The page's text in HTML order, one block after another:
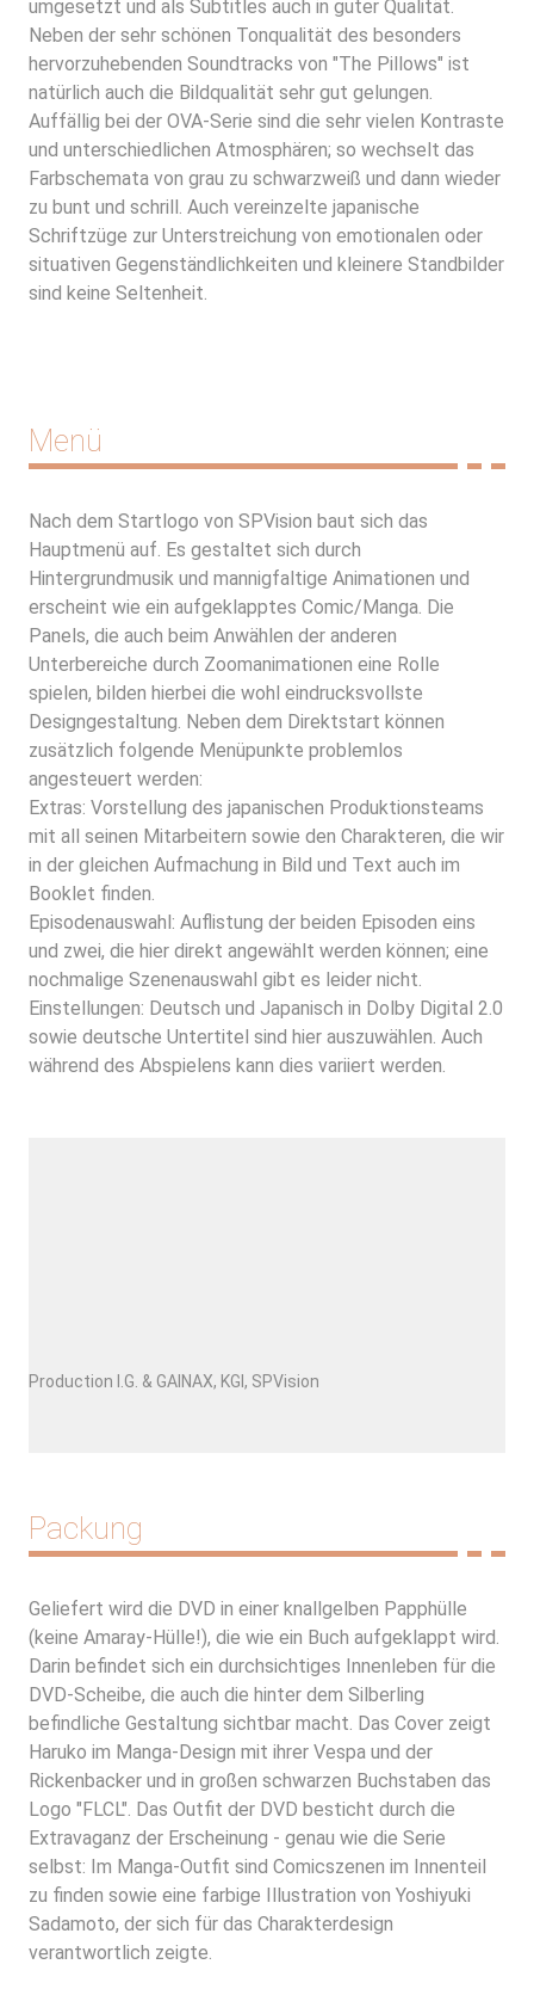
umgesetzt und als Subtitles auch in guter Qualität.
Neben der sehr schönen Tonqualität des besonders
hervorzuhebenden Soundtracks von "The Pillows" ist
natürlich auch die Bildqualität sehr gut gelungen.
Auffällig bei der OVA-Serie sind die sehr vielen Kontraste
und unterschiedlichen Atmosphären; so wechselt das
Farbschemata von grau zu schwarzweiß und dann wieder
zu bunt und schrill. Auch vereinzelte japanische
Schriftzüge zur Unterstreichung von emotionalen oder
situativen Gegenständlichkeiten und kleinere Standbilder
sind keine Seltenheit.
Menü
Nach dem Startlogo von SPVision baut sich das
Hauptmenü auf. Es gestaltet sich durch
Hintergrundmusik und mannigfaltige Animationen und
erscheint wie ein aufgeklapptes Comic/Manga. Die
Panels, die auch beim Anwählen der anderen
Unterbereiche durch Zoomanimationen eine Rolle
spielen, bilden hierbei die wohl eindrucksvollste
Designgestaltung. Neben dem Direktstart können
zusätzlich folgende Menüpunkte problemlos
angesteuert werden:
Extras: Vorstellung des japanischen Produktionsteams
mit all seinen Mitarbeitern sowie den Charakteren, die wir
in der gleichen Aufmachung in Bild und Text auch im
Booklet finden.
Episodenauswahl: Auflistung der beiden Episoden eins
und zwei, die hier direkt angewählt werden können; eine
nochmalige Szenenauswahl gibt es leider nicht.
Einstellungen: Deutsch und Japanisch in Dolby Digital 2.0
sowie deutsche Untertitel sind hier auszuwählen. Auch
während des Abspielens kann dies variiert werden.
Production I.G. & GAINAX, KGI, SPVision
Packung
Geliefert wird die DVD in einer knallgelben Papphülle
(keine Amaray-Hülle!), die wie ein Buch aufgeklappt wird.
Darin befindet sich ein durchsichtiges Innenleben für die
DVD-Scheibe, die auch die hinter dem Silberling
befindliche Gestaltung sichtbar macht. Das Cover zeigt
Haruko im Manga-Design mit ihrer Vespa und der
Rickenbacker und in großen schwarzen Buchstaben das
Logo "FLCL". Das Outfit der DVD besticht durch die
Extravaganz der Erscheinung - genau wie die Serie
selbst: Im Manga-Outfit sind Comicszenen im Innenteil
zu finden sowie eine farbige Illustration von Yoshiyuki
Sadamoto, der sich für das Charakterdesign
verantwortlich zeigte.